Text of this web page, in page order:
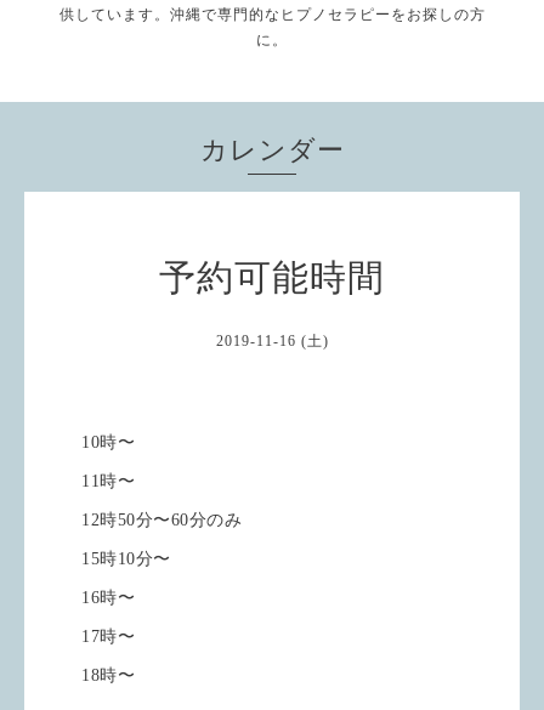
供しています。沖縄で専門的なヒプノセラピーをお探しの方
に。
カレンダー
予約可能時間
2019-11-16 (土)
10時〜
11時〜
12時50分〜60分のみ
15時10分〜
16時〜
17時〜
18時〜